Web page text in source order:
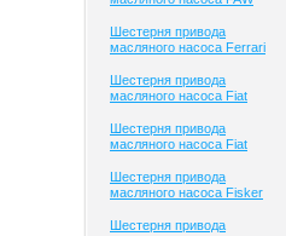
Шестерня привода
масляного насоса Ferrari
Шестерня привода
масляного насоса Fiat
Шестерня привода
масляного насоса Fiat
Шестерня привода
масляного насоса Fisker
Шестерня привода